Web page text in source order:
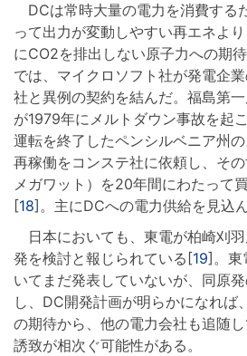
DCは常時大量の電力を消費する
って出力が変動しやすい再エネよ
にCO2を排出しない原子力への期
では、マイクロソフト社が発電企
社と異例の契約を結んだ。福島第
が1979年にメルトダウン事故を起
運転を終了したペンシルベニア州
再稼働をコンステ社に依頼し、そ
メガワット）を20年間にわたって
[18]。主にDCへの電力供給を見込ん
日本においても、東電が柏崎刈
発を検討と報じられている[19]。東
いてまだ発表していないが、同原
し、DC開発計画が明らかになれば
の期待から、他の電力会社も追随
誘致が相次ぐ可能性がある。